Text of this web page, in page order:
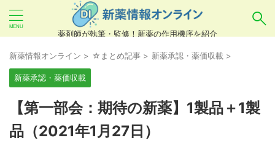
薬剤師が執筆・監修！新薬の作用機序を紹介
あいまい検索（例：ひらがな、誤字）には対応し
ていませんので、製品名・一般名・キーワードな
どをカタカナ
でご入力ください。
新薬情報オンライン > ☆まとめ記事 > 新薬承認・薬価収載 >
新薬承認・薬価収載
【第一部会：期待の新薬】1製品＋1製
品（2021年1月27日）